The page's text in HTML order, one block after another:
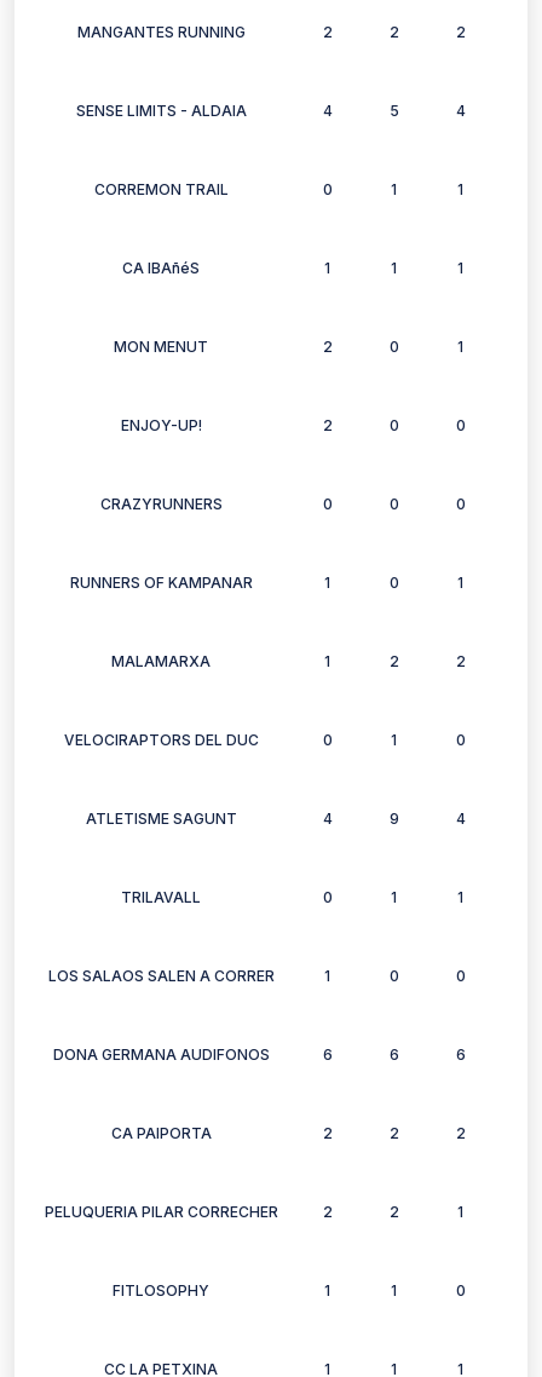
MANGANTES RUNNING 2 2 2
SENSE LIMITS - ALDAIA 4 5 4
CORREMON TRAIL 0 1 1
CA IBAñéS 1 1 1
MON MENUT 2 0 1
ENJOY-UP! 2 0 0
CRAZYRUNNERS 0 0 0
RUNNERS OF KAMPANAR 1 0 1
MALAMARXA 1 2 2
VELOCIRAPTORS DEL DUC 0 1 0
ATLETISME SAGUNT 4 9 4
TRILAVALL 0 1 1
LOS SALAOS SALEN A CORRER 1 0 0
DONA GERMANA AUDIFONOS 6 6 6
CA PAIPORTA 2 2 2
PELUQUERIA PILAR CORRECHER 2 2 1
FITLOSOPHY 1 1 0
CC LA PETXINA 1 1 1